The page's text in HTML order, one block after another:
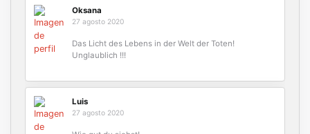
Oksana
27 agosto 2020
Das Licht des Lebens in der Welt der Toten!
Unglaublich !!!
Luis
27 agosto 2020